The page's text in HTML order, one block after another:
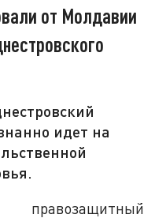
от Молдавии
идет на